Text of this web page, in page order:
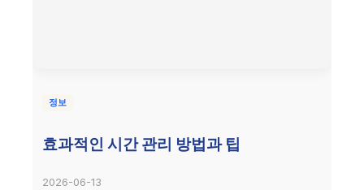
정보
효과적인 시간 관리 방법과 팁
2026-06-13